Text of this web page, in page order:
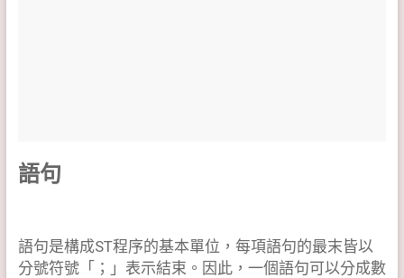
語句
語句是構成ST程序的基本單位，每項語句的最末皆以
分號符號「；」表示結束。因此，一個語句可以分成數